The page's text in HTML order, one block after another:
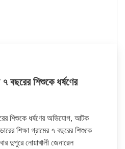
৭ বছরের শিশুকে ধর্ষণের
শিশুকে ধর্ষণের অভিযোগ, আটক
শিক্ষা গ্রামের ৭ বছরের শিশুকে
দুপুরে নোয়াখালী জেনারেল